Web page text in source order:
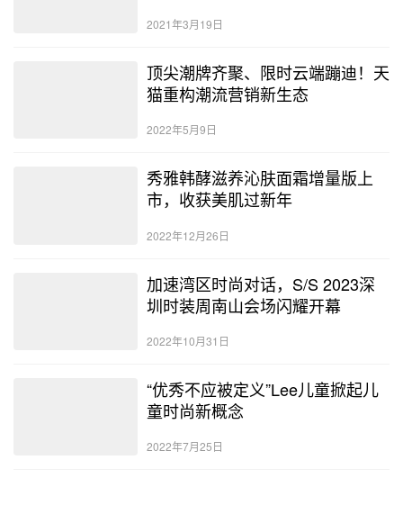
2021年3月19日
顶尖潮牌齐聚、限时云端蹦迪！天
猫重构潮流营销新生态
2022年5月9日
秀雅韩酵滋养沁肤面霜增量版上
市，收获美肌过新年
2022年12月26日
加速湾区时尚对话，S/S 2023深
圳时装周南山会场闪耀开幕
2022年10月31日
“优秀不应被定义”Lee儿童掀起儿
童时尚新概念
2022年7月25日